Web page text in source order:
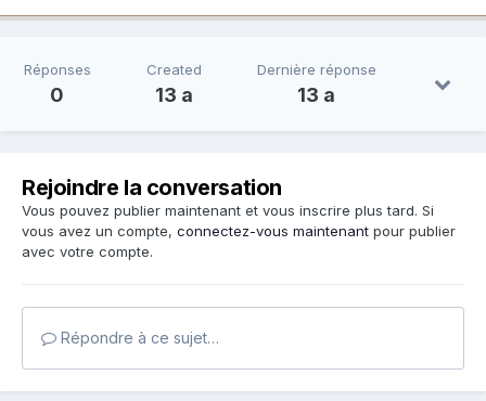
Réponses
0
Created
13 a
Dernière réponse
13 a
Rejoindre la conversation
Vous pouvez publier maintenant et vous inscrire plus tard. Si
vous avez un compte, connectez-vous maintenant pour publier
avec votre compte.
Répondre à ce sujet…